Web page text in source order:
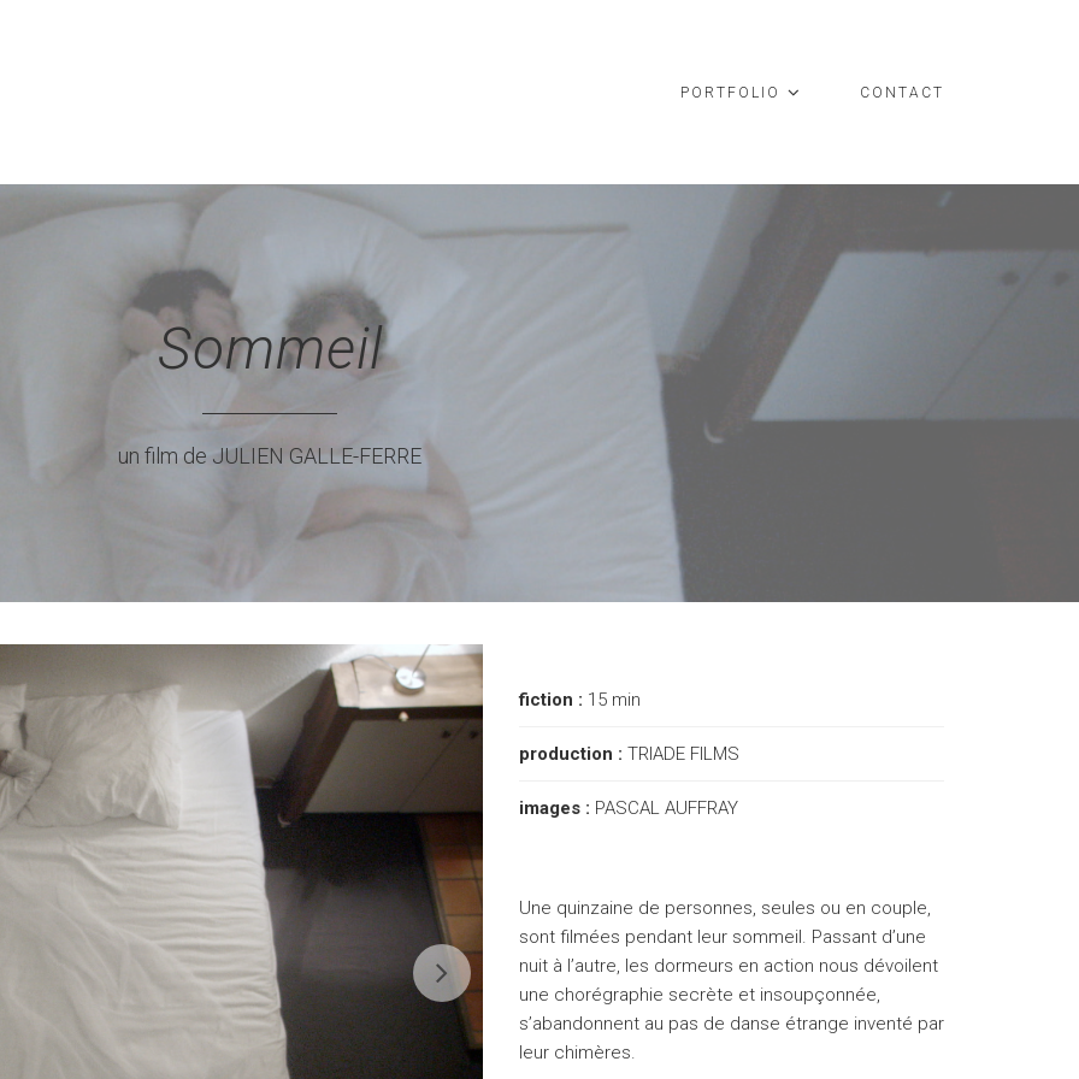
PORTFOLIO CONTACT
Sommeil
un film de JULIEN GALLE-FERRE
fiction : 15 min
production : TRIADE FILMS
images : PASCAL AUFFRAY
Une quinzaine de personnes, seules ou en couple,
sont filmées pendant leur sommeil. Passant d’une
nuit à l’autre, les dormeurs en action nous dévoilent
une chorégraphie secrète et insoupçonnée,
s’abandonnent au pas de danse étrange inventé par
leur chimères.